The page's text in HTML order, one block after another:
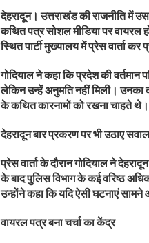
देहरादून। उत्तराखंड की राजनीति में
कथित पत्र सोशल मीडिया पर वायरल
स्थित पार्टी मुख्यालय में प्रेस वार्ता
गोदियाल ने कहा कि प्रदेश की वर्तमान
लेकिन उन्हें अनुमति नहीं मिली। उनका
के कथित कारनामों को रखना चाहते थे।
देहरादून बार प्रकरण पर भी उठाए सवाल
प्रेस वार्ता के दौरान गोदियाल ने
के बाद पुलिस विभाग के कई वरिष्ठ
उन्होंने कहा कि यदि ऐसी घटनाएं
वायरल पत्र बना चर्चा का केंद्र